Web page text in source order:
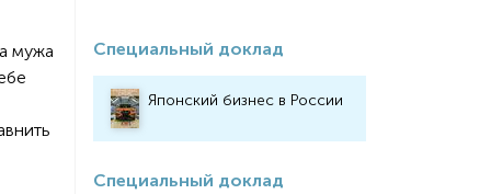
мужа
Специальный доклад
Японский бизнес в России
Специальный доклад